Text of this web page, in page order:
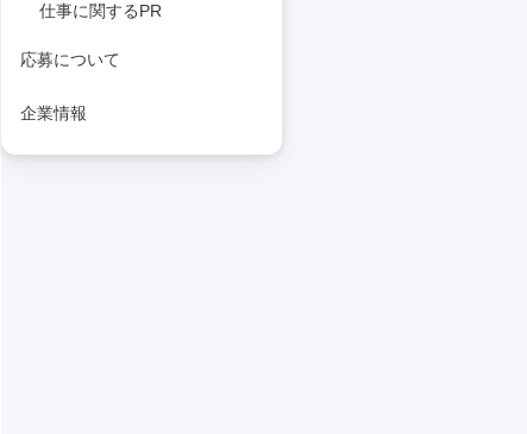
仕事に関するPR
応募について
企業情報